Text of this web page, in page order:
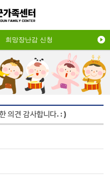
희망장난감 신청
의견 감사합니다. : )